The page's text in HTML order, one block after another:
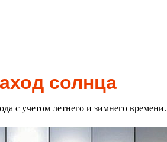
солнца
с учетом летнего и зимнего